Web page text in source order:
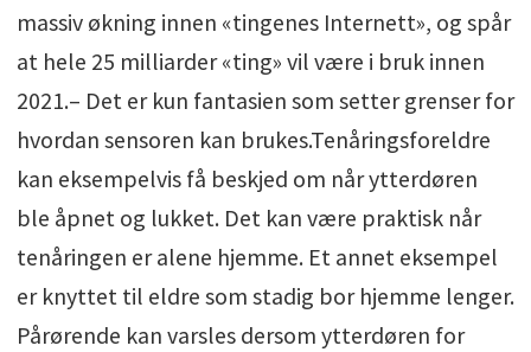
massiv økning innen «tingenes Internett», og spår
at hele 25 milliarder «ting» vil være i bruk innen
2021.– Det er kun fantasien som setter grenser for
hvordan sensoren kan brukes.Tenåringsforeldre
kan eksempelvis få beskjed om når ytterdøren
ble åpnet og lukket. Det kan være praktisk når
tenåringen er alene hjemme. Et annet eksempel
er knyttet til eldre som stadig bor hjemme lenger.
Pårørende kan varsles dersom ytterdøren for